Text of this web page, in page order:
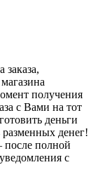
получения
с Вами на тот
деньги
разменных денег!
после полной
с